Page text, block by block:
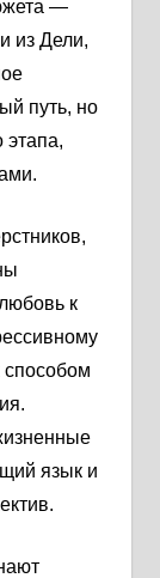
—
из Дели,
путь, но
к
способом
язык и